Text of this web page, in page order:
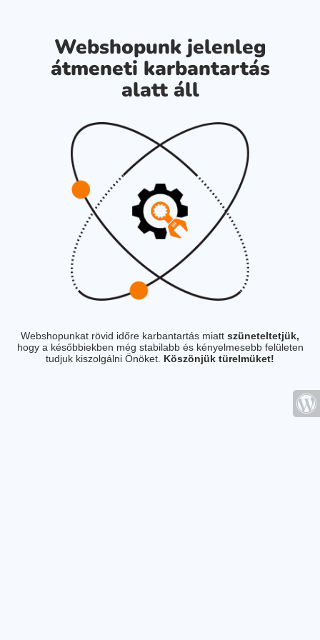
Webshopunk jelenleg
átmeneti karbantartás
alatt áll
Webshopunkat rövid időre karbantartás miatt szüneteltetjük,
hogy a későbbiekben még stabilabb és kényelmesebb felületen
tudjuk kiszolgálni Önöket. Köszönjük türelmüket!